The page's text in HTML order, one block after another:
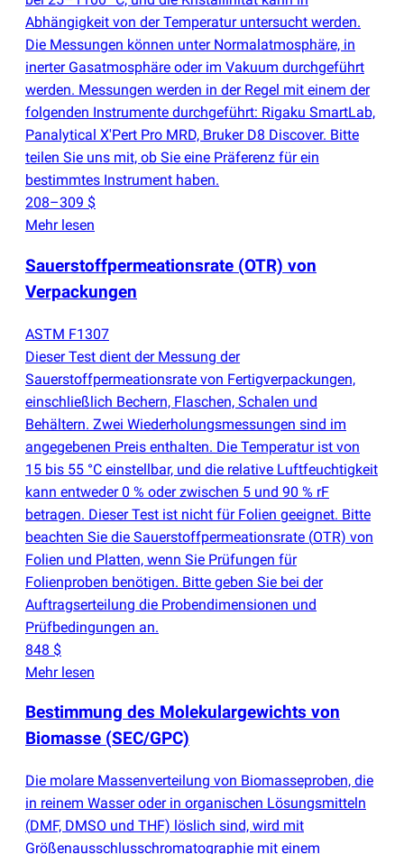
Abhängigkeit von der Temperatur untersucht werden.
Die Messungen können unter Normalatmosphäre, in
inerter Gasatmosphäre oder im Vakuum durchgeführt
werden. Messungen werden in der Regel mit einem der
folgenden Instrumente durchgeführt: Rigaku SmartLab,
Panalytical X'Pert Pro MRD, Bruker D8 Discover. Bitte
teilen Sie uns mit, ob Sie eine Präferenz für ein
bestimmtes Instrument haben.
208–309 $
Mehr lesen
Sauerstoffpermeationsrate (OTR) von
Verpackungen
ASTM F1307
Dieser Test dient der Messung der
Sauerstoffpermeationsrate von Fertigverpackungen,
einschließlich Bechern, Flaschen, Schalen und
Behältern. Zwei Wiederholungsmessungen sind im
angegebenen Preis enthalten. Die Temperatur ist von
15 bis 55 °C einstellbar, und die relative Luftfeuchtigkeit
kann entweder 0 % oder zwischen 5 und 90 % rF
betragen. Dieser Test ist nicht für Folien geeignet. Bitte
beachten Sie die Sauerstoffpermeationsrate (OTR) von
Folien und Platten, wenn Sie Prüfungen für
Folienproben benötigen. Bitte geben Sie bei der
Auftragserteilung die Probendimensionen und
Prüfbedingungen an.
848 $
Mehr lesen
Bestimmung des Molekulargewichts von
Biomasse (SEC/GPC)
Die molare Massenverteilung von Biomasseproben, die
in reinem Wasser oder in organischen Lösungsmitteln
(DMF, DMSO und THF) löslich sind, wird mit
Größenausschlusschromatographie mit einem